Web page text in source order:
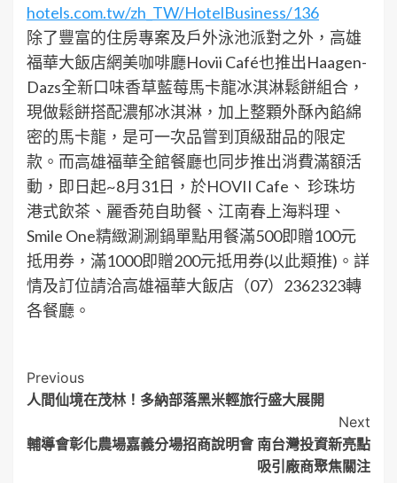
hotels.com.tw/zh_TW/HotelBusiness/136
除了豐富的住房專案及戶外泳池派對之外，高雄
福華大飯店網美咖啡廳Hovii Café也推出Haagen-
Dazs全新口味香草藍莓馬卡龍冰淇淋鬆餅組合，
現做鬆餅搭配濃郁冰淇淋，加上整顆外酥內餡綿
密的馬卡龍，是可一次品嘗到頂級甜品的限定
款。而高雄福華全館餐廳也同步推出消費滿額活
動，即日起~8月31日，於HOVII Cafe、 珍珠坊
港式飲茶、麗香苑自助餐、江南春上海料理、
Smile One精緻涮涮鍋單點用餐滿500即贈100元
抵用券，滿1000即贈200元抵用券(以此類推)。詳
情及訂位請洽高雄福華大飯店（07）2362323轉
各餐廳。
Post
Navigation
Previous
人間仙境在茂林！多納部落黑米輕旅行盛大展開
Next
輔導會彰化農場嘉義分場招商說明會 南台灣投資新亮點
吸引廠商聚焦關注